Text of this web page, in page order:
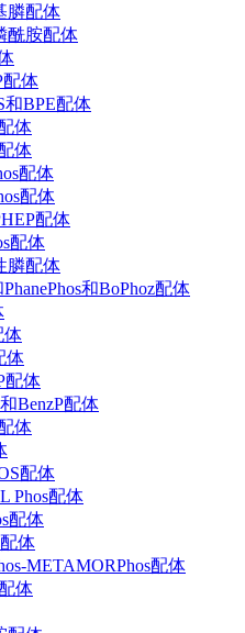
膦配体
酰胺配体
配体
和BPE配体
体
体
配体
配体
配体
配体
膦配体
PhanePhos和BoPhoz配体
体
体
配体
BenzP配体
体
配体
Phos配体
配体
体
METAMORPhos配体
体